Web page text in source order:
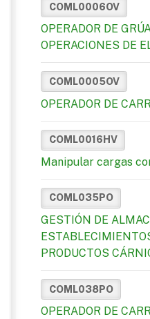
COML0006OV
OPERADOR DE
OPERACIONES DE
COML0005OV
OPERADOR DE
COML0016HV
Manipular cargas
COML035PO
GESTIÓN DE
PRODUCTOS
COML038PO
OPERADOR DE